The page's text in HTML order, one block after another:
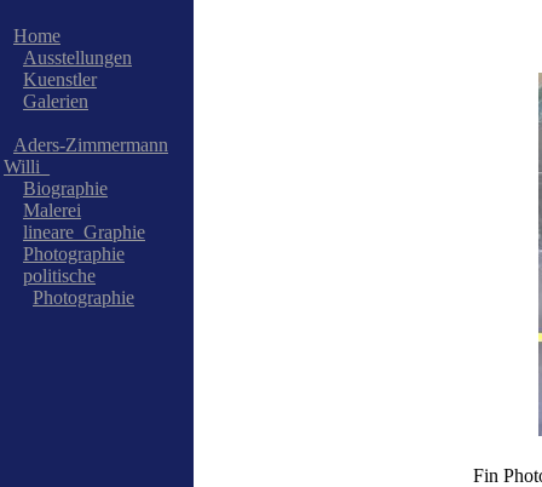
Home
Ausstellungen
Kuenstler
Galerien
Aders-Zimmermann
Willi_
Biographie
Malerei
lineare_Graphie
Photographie
politische
Photographie
Fin